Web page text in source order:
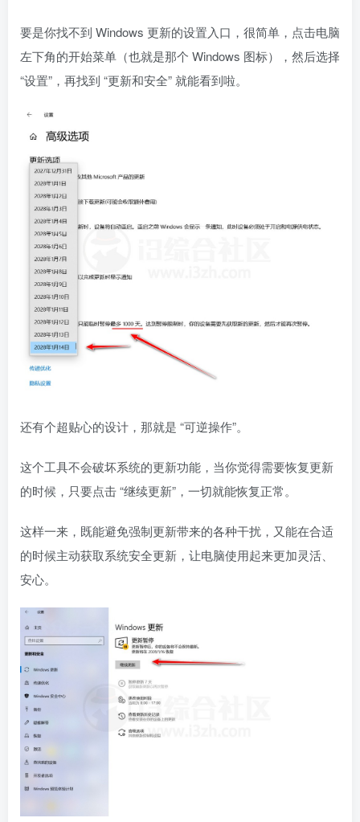
要是你找不到 Windows 更新的设置入口，很简单，点击电脑
左下角的开始菜单（也就是那个 Windows 图标），然后选择
“设置”，再找到 “更新和安全” 就能看到啦。
还有个超贴心的设计，那就是 “可逆操作”。
这个工具不会破坏系统的更新功能，当你觉得需要恢复更新
的时候，只要点击 “继续更新”，一切就能恢复正常。
这样一来，既能避免强制更新带来的各种干扰，又能在合适
的时候主动获取系统安全更新，让电脑使用起来更加灵活、
安心。